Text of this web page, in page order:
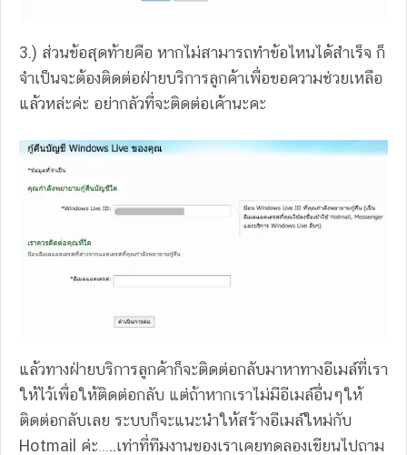
3.) ส่วนข้อสุดท้ายคือ หากไม่สามารถทำข้อไหนได้สำเร็จ ก็
จำเป็นจะต้องติดต่อฝ่ายบริการลูกค้าเพื่อขอความช่วยเหลือ
แล้วหล่ะค่ะ อย่ากลัวที่จะติดต่อเค้านะคะ
แล้วทางฝ่ายบริการลูกค้าก็จะติดต่อกลับมาหาทางอีเมล์ที่เรา
ให้ไว้เพื่อให้ติดต่อกลับ แต่ถ้าหากเราไม่มีอีเมล์อื่นๆให้
ติดต่อกลับเลย ระบบก็จะแนะนำให้สร้างอีเมล์ใหม่กับ
Hotmail ค่ะ…..เท่าที่ทีมงานของเราเคยทดลองเขียนไปถาม